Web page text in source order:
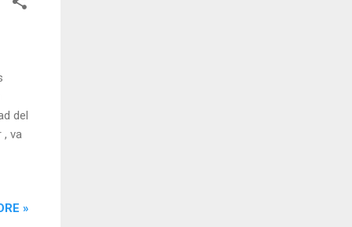
del
, va
»